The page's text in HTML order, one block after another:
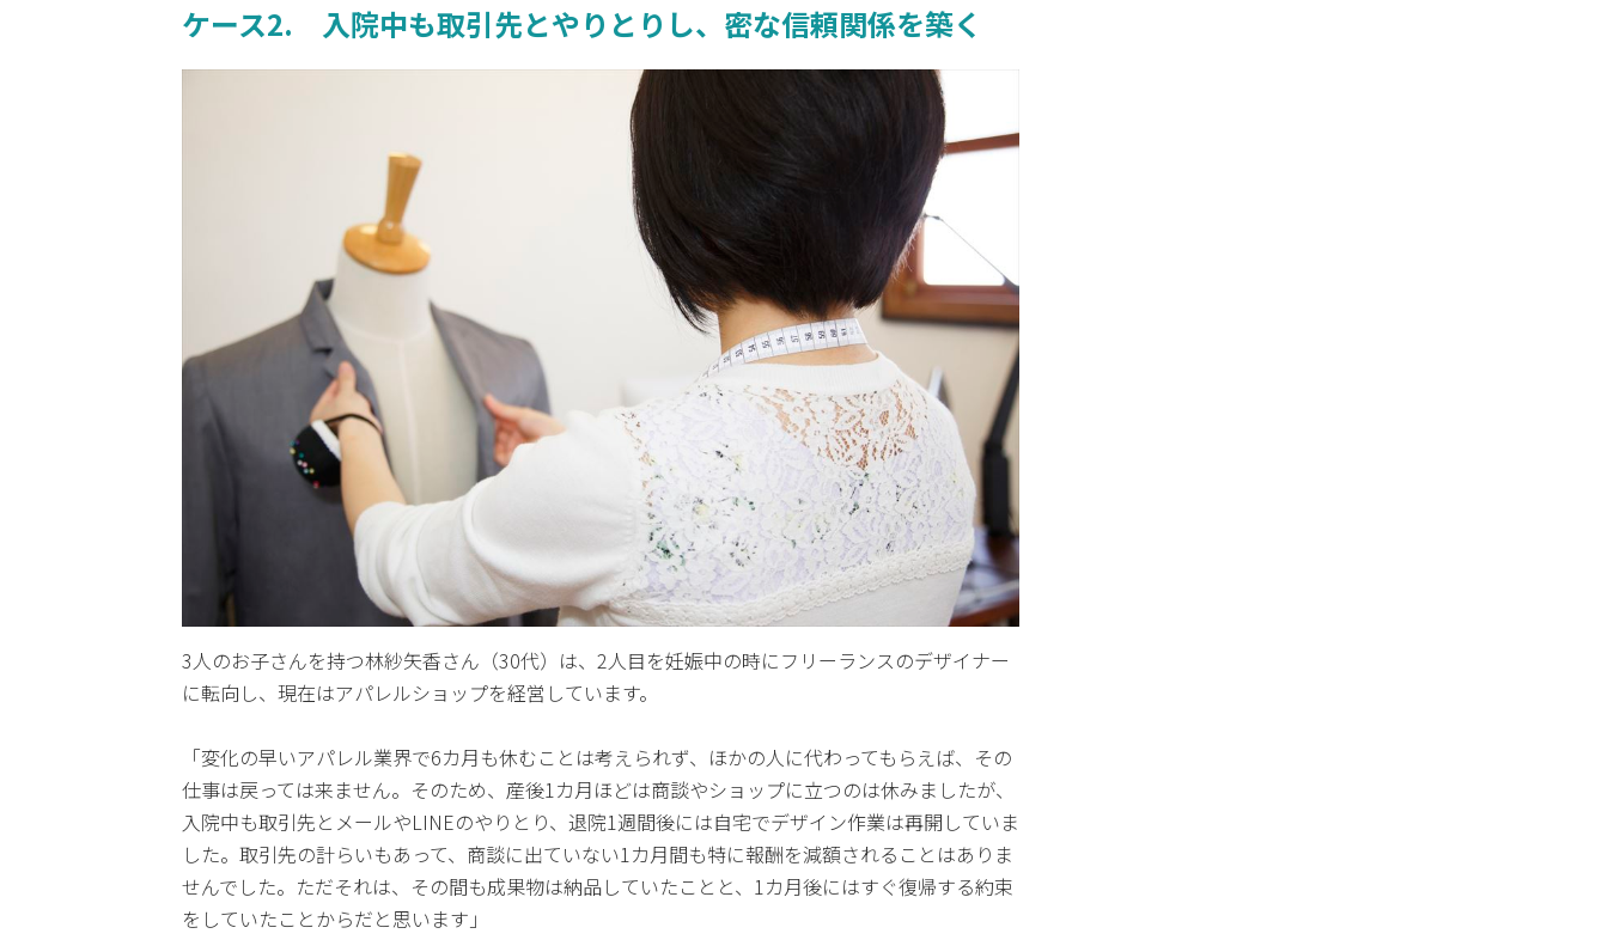
ケース2. 入院中も取引先とやりとりし、密な信頼関係を築く
3人のお子さんを持つ林紗矢香さん（30代）は、2人目を妊娠中の時にフリーランスのデザイナー
に転向し、現在はアパレルショップを経営しています。
「変化の早いアパレル業界で6カ月も休むことは考えられず、ほかの人に代わってもらえば、その
仕事は戻っては来ません。そのため、産後1カ月ほどは商談やショップに立つのは休みましたが、
入院中も取引先とメールやLINEのやりとり、退院1週間後には自宅でデザイン作業は再開していま
した。取引先の計らいもあって、商談に出ていない1カ月間も特に報酬を減額されることはありま
せんでした。ただそれは、その間も成果物は納品していたことと、1カ月後にはすぐ復帰する約束
をしていたことからだと思います」